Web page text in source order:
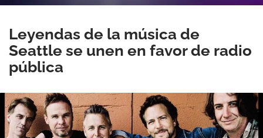
Leyendas de la música de
Seattle se unen en favor de radio
pública